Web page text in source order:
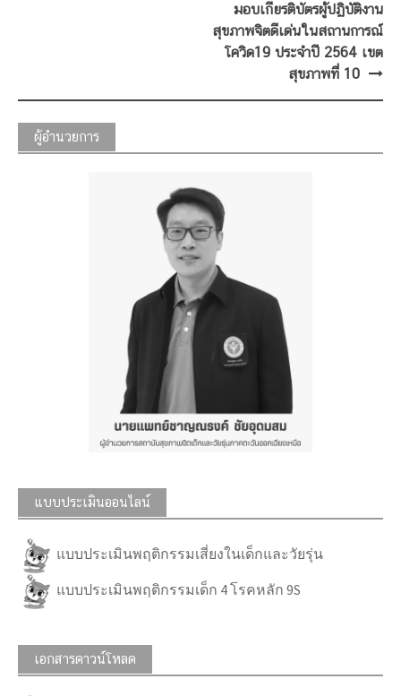
มอบเกียรติบัตรผู้ปฏิบัติงาน
สุขภาพจิตดีเด่นในสถานการณ์
โควิด19 ประจำปี 2564 เขต
สุขภาพที่ 10
ผู้อำนวยการ
แบบประเมินออนไลน์
แบบประเมินพฤติกรรมเสี่ยงในเด็กและวัยรุ่น
แบบประเมินพฤติกรรมเด็ก 4 โรคหลัก 9S
เอกสารดาวน์โหลด